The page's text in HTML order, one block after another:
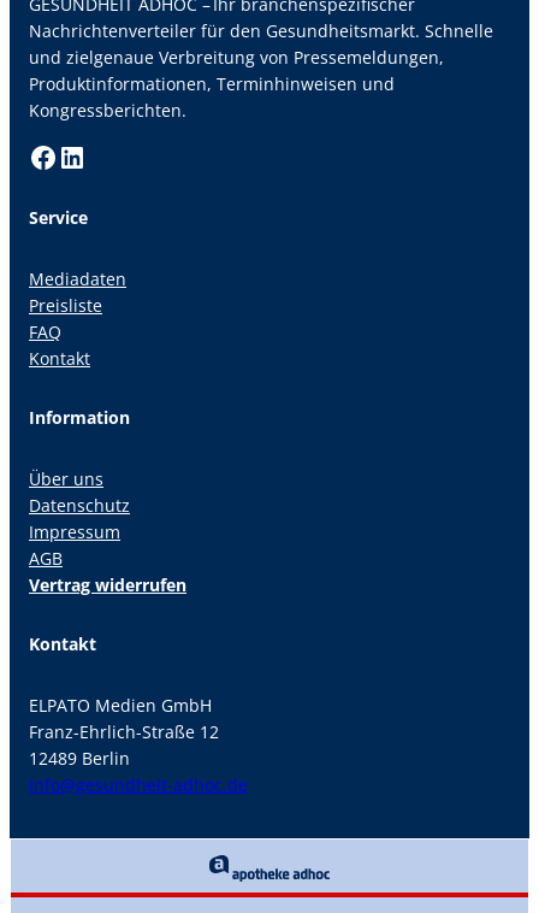
Nachrichtenverteiler für den Gesundheitsmarkt. Schnelle
und zielgenaue Verbreitung von Pressemeldungen,
Produktinformationen, Terminhinweisen und
Kongressberichten.
Facebook LinkedIn
Service
Mediadaten
Preisliste
FAQ
Kontakt
Information
Über uns
Datenschutz
Impressum
AGB
Vertrag widerrufen
Kontakt
ELPATO Medien GmbH
Franz-Ehrlich-Straße 12
12489 Berlin
info@gesundheit-adhoc.de